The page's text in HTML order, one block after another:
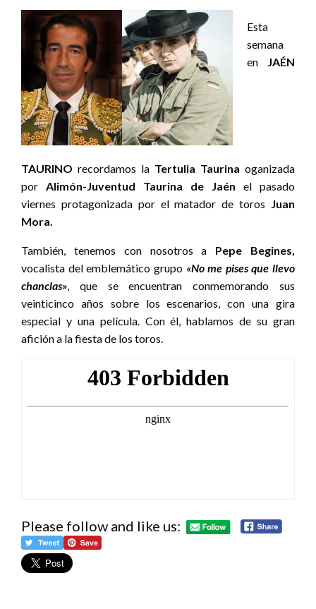
Esta
semana
en
JAÉN
TAURINO recordamos la Tertulia Taurina oganizada
por Alimón-Juventud Taurina de Jaén el pasado
viernes protagonizada por el matador de toros Juan
Mora.
También, tenemos con nosotros a Pepe Begines,
vocalista del emblemático grupo «No me pises que llevo
chanclas», que se encuentran conmemorando sus
veinticinco años sobre los escenarios, con una gira
especial y una película. Con él, hablamos de su gran
afición a la fiesta de los toros.
Please follow and like us: